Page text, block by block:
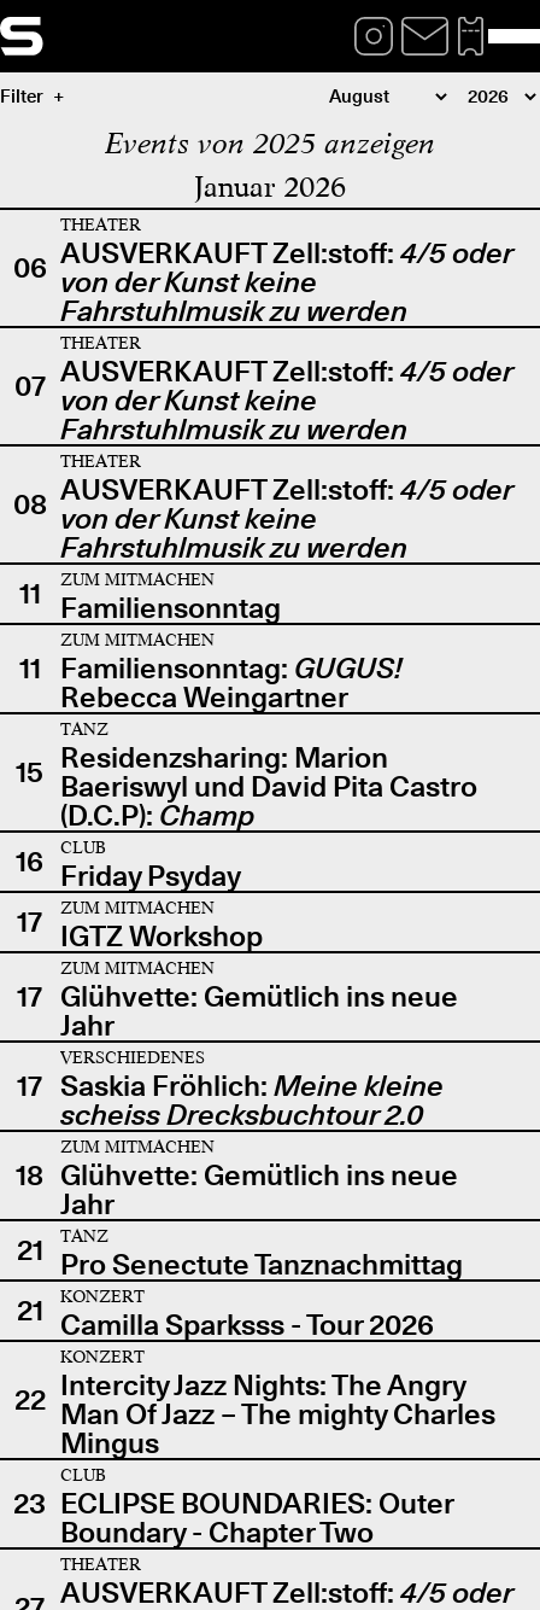
Filter
Events von 2025 anzeigen
Januar 2026
06
THEATER
AUSVERKAUFT Zell:stoff: 4/5 oder
von der Kunst keine
Fahrstuhlmusik zu werden
07
THEATER
AUSVERKAUFT Zell:stoff: 4/5 oder
von der Kunst keine
Fahrstuhlmusik zu werden
08
THEATER
AUSVERKAUFT Zell:stoff: 4/5 oder
von der Kunst keine
Fahrstuhlmusik zu werden
11
ZUM MITMACHEN
Familiensonntag
11
ZUM MITMACHEN
Familiensonntag: GUGUS!
Rebecca Weingartner
15
TANZ
Residenzsharing: Marion
Baeriswyl und David Pita Castro
(D.C.P): Champ
16
CLUB
Friday Psyday
17
ZUM MITMACHEN
IGTZ Workshop
17
ZUM MITMACHEN
Glühvette: Gemütlich ins neue
Jahr
17
VERSCHIEDENES
Saskia Fröhlich: Meine kleine
scheiss Drecksbuchtour 2.0
18
ZUM MITMACHEN
Glühvette: Gemütlich ins neue
Jahr
21
TANZ
Pro Senectute Tanznachmittag
21
KONZERT
Camilla Sparksss - Tour 2026
22
KONZERT
Intercity Jazz Nights: The Angry
Man Of Jazz – The mighty Charles
Mingus
23
CLUB
ECLIPSE BOUNDARIES: Outer
Boundary - Chapter Two
THEATER
AUSVERKAUFT Zell:stoff: 4/5 oder